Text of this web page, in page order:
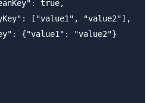
true,
["value1", "value2"],
{"value1": "value2"}